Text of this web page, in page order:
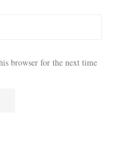
browser for the next time